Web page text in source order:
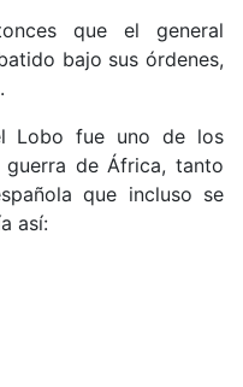
que el general
bajo sus órdenes,
Lobo fue uno de los
de África, tanto
que incluso se
así: